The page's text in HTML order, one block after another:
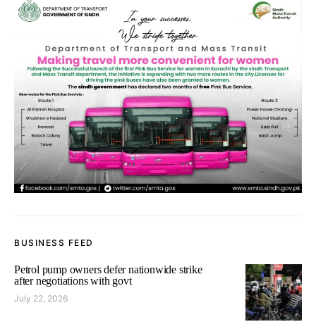
BUSINESS FEED
Petrol pump owners defer nationwide strike
after negotiations with govt
July 22, 2026